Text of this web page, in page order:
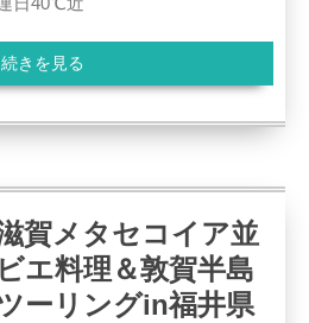
続きを見る
賀メタセコイア並
エ料理＆敦賀半島
ーリングin福井県